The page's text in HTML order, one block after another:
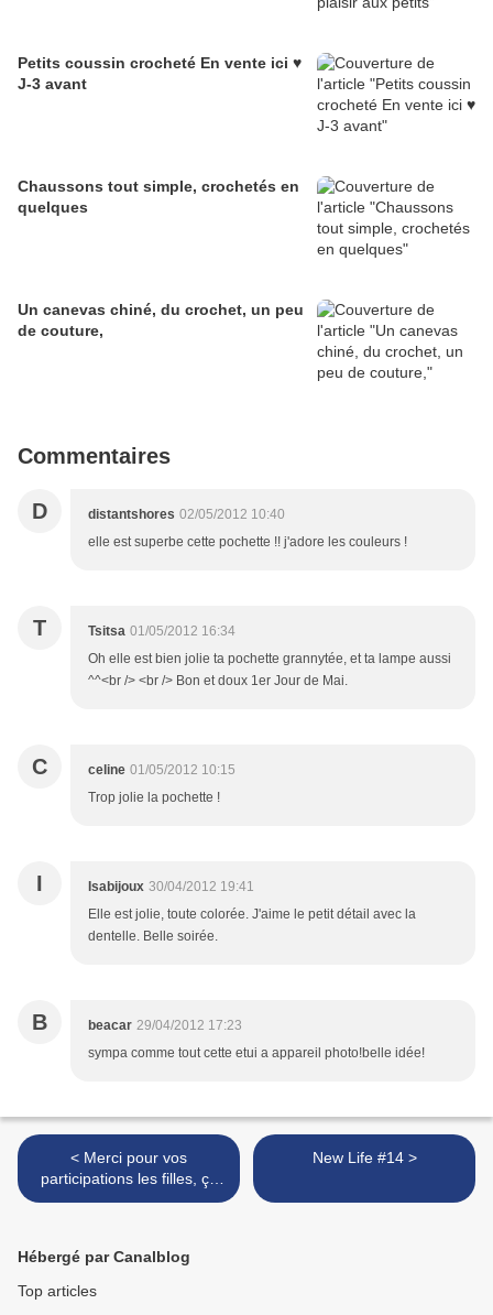
Petits coussin crocheté En vente ici ♥
J-3 avant
Chaussons tout simple, crochetés en
quelques
Un canevas chiné, du crochet, un peu
de couture,
Commentaires
D distantshores 02/05/2012 10:40
elle est superbe cette pochette !! j'adore les couleurs !
T Tsitsa 01/05/2012 16:34
Oh elle est bien jolie ta pochette grannytée, et ta lampe aussi
^^<br /> <br /> Bon et doux 1er Jour de Mai.
C celine 01/05/2012 10:15
Trop jolie la pochette !
I Isabijoux 30/04/2012 19:41
Elle est jolie, toute colorée. J'aime le petit détail avec la
dentelle. Belle soirée.
B beacar 29/04/2012 17:23
sympa comme tout cette etui a appareil photo!belle idée!
< Merci pour vos
participations les filles, ça
fait
New Life #14 >
Hébergé par Canalblog
Top articles